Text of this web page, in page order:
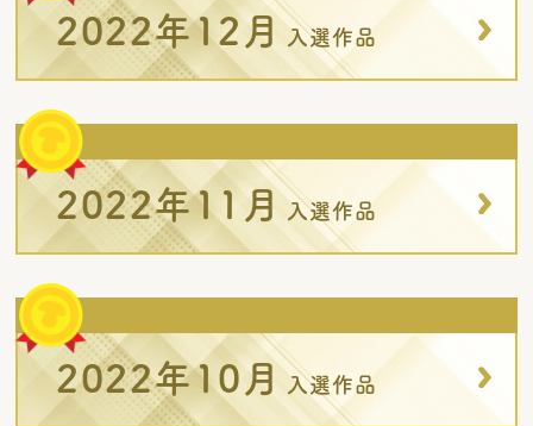
2022年12月入選作品
2022年11月入選作品
2022年10月入選作品